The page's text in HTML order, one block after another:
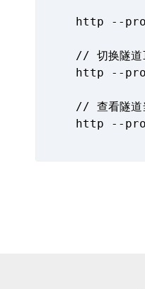
http --
// 切换隧
http --
// 查看隧道
http --